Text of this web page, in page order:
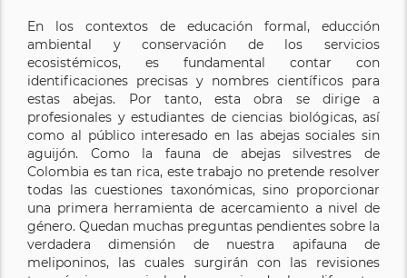
En los contextos de educación formal, educción
ambiental y conservación de los servicios
ecosistémicos, es fundamental contar con
identificaciones precisas y nombres científicos para
estas abejas. Por tanto, esta obra se dirige a
profesionales y estudiantes de ciencias biológicas, así
como al público interesado en las abejas sociales sin
aguijón. Como la fauna de abejas silvestres de
Colombia es tan rica, este trabajo no pretende resolver
todas las cuestiones taxonómicas, sino proporcionar
una primera herramienta de acercamiento a nivel de
género. Quedan muchas preguntas pendientes sobre la
verdadera dimensión de nuestra apifauna de
meliponinos, las cuales surgirán con las revisiones